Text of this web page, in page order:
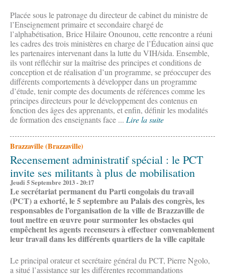
Placée sous le patronage du directeur de cabinet du ministre de
l’Enseignement primaire et secondaire chargé de
l’alphabétisation, Brice Hilaire Onounou, cette rencontre a réuni
les cadres des trois ministères en charge de l’Éducation ainsi que
les partenaires intervenant dans la lutte du VIH/sida. Ensemble,
ils vont réfléchir sur la maîtrise des principes et conditions de
conception et de réalisation d’un programme, se préoccuper des
différents comportements à développer dans un programme
d’étude, tenir compte des documents de références comme les
principes directeurs pour le développement des contenus en
fonction des âges des apprenants, et enfin, définir les modalités
de formation des enseignants face ... Lire la suite
Brazzaville (Brazzaville)
Recensement administratif spécial : le PCT
invite ses militants à plus de mobilisation
Jeudi 5 Septembre 2013 - 20:17
Le secrétariat permanent du Parti congolais du travail
(PCT) a exhorté, le 5 septembre au Palais des congrès, les
responsables de l’organisation de la ville de Brazzaville de
tout mettre en œuvre pour surmonter les obstacles qui
empêchent les agents recenseurs à effectuer convenablement
leur travail dans les différents quartiers de la ville capitale
Le principal orateur et secrétaire général du PCT, Pierre Ngolo,
a situé l’assistance sur les différentes recommandations